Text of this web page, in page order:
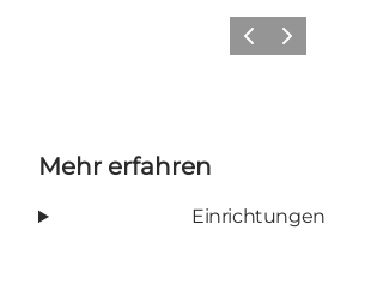
Vorherige Folie
Nächste Folie
Mehr erfahren
Einrichtungen